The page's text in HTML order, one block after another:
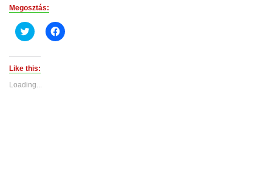
Megosztás:
Click
to
(Opens
in
new
Click
to
Like this:
Loading...